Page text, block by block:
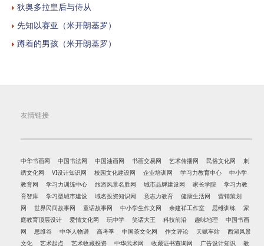
狄奥多拉皇后与侍从
先知以赛亚（米开朗基罗）
蹲着的男孩（米开朗基罗）
友情链接
中华书画网 中国书法网 中国油画网 书画交易网 艺术传播网 民俗文化网
刺
绣文化网
VI设计知识网 校园文化建设网 企业培训网 学习力教育中心
中小学
教育网
学习力训练中心 旅游风景名胜网 城市品牌建设网 家长学院
学习力教
育智库
学习型城市建设 域名投资知识网 意志力教育 健康生活网
营销策划
网
世界民间故事网 童话故事网 中小学生作文网 余建祥工作室 思维训练
家
庭教育顶层设计
爱情文化网 玩中学 笑话大王 科技前沿 趣味地理
中国书画
网
思维谷 中华人物谱 高考季 中国茶文化网 作文评论 天赋车站
西湖风景
文化
艺术起点 艺术收藏投资 中华武术网 收藏证书查询网 广告设计知识 教